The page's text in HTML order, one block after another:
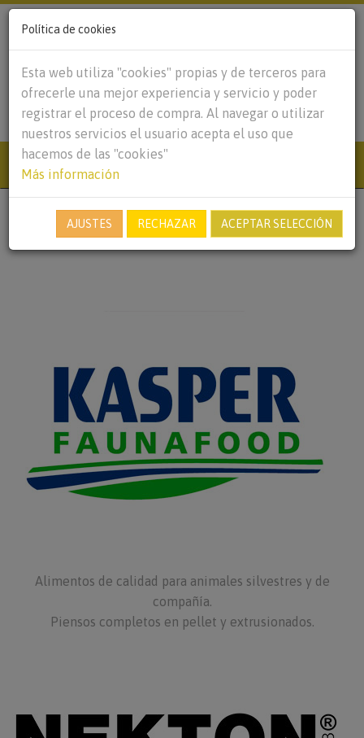
DE VERANO
2026
NUESTRAS MARCAS
Alimentos de calidad para animales silvestres y de
compañía.
Piensos completos en pellet y extrusionados.
Política de cookies
Esta web utiliza "cookies" propias y de terceros para
ofrecerle una mejor experiencia y servicio y poder
registrar el proceso de compra. Al navegar o utilizar
nuestros servicios el usuario acepta el uso que
hacemos de las "cookies"
Más información
AJUSTES RECHAZAR ACEPTAR SELECCIÓN